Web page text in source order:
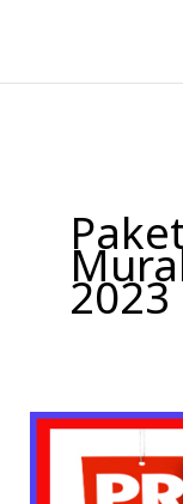
konten
2023
Alhijaz
Indowisata